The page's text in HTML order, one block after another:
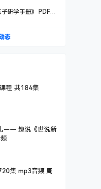
研学手册》 PDF格
态
程 共184集
—— 趣说《世说新
集 mp3音频 周